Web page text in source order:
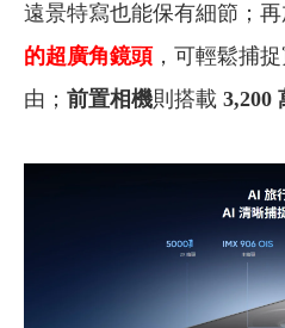
遠景特寫也能保有細節；
的超廣角鏡頭 ，可輕鬆捕
由； 前置相機則搭載 3,200